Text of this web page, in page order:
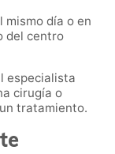
mismo día o en
del centro
especialista
cirugía o
tratamiento.